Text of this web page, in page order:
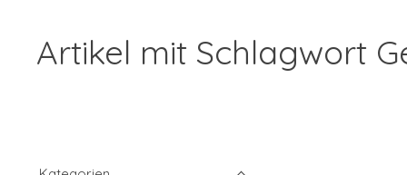
Artikel mit Schlagwort